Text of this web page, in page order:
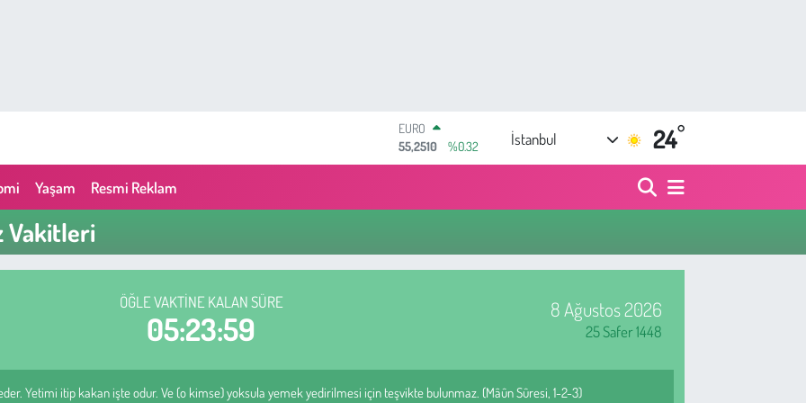
STERLİN
64,4811
%0.38
BİST100
İstanbul 24°
Yaşam Resmi Reklam
Vakitleri
ÖĞLE VAKTINE KALAN SÜRE
05:23:58
8 Ağustos 2026
25 Safer 1448
Yetimi itip kakan işte odur. Ve (o kimse) yoksula yemek yedirilmesi için teşvikte bulunmaz. (Mâûn Sûresi, 1-2-3)